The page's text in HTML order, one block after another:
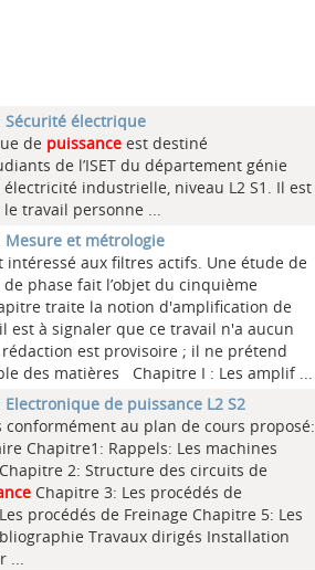
Sécurité électrique
de puissance est destiné
de l’ISET du département génie
industrielle, niveau L2 S1. Il est
travail personne ...
Mesure et métrologie
intéressé aux filtres actifs. Une étude de
phase fait l’objet du cinquième
traite la notion d'amplification de
est à signaler que ce travail n'a aucun
est provisoire ; il ne prétend
des matières Chapitre I : Les amplif ...
Electronique de puissance L2 S2
au plan de cours proposé:
Chapitre1: Rappels: Les machines
2: Structure des circuits de
Chapitre 3: Les procédés de
procédés de Freinage Chapitre 5: Les
Travaux dirigés Installation
...